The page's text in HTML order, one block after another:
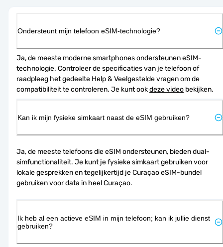
Ondersteunt mijn telefoon eSIM-technologie?
Ja, de meeste moderne smartphones ondersteunen eSIM-
technologie. Controleer de specificaties van je telefoon of
raadpleeg het gedeelte Help & Veelgestelde vragen om de
compatibiliteit te controleren. Je kunt ook deze video bekijken.
Kan ik mijn fysieke simkaart naast de eSIM gebruiken?
Ja, de meeste telefoons die eSIM ondersteunen, bieden dual-
simfunctionaliteit. Je kunt je fysieke simkaart gebruiken voor
lokale gesprekken en tegelijkertijd je Curaçao eSIM-bundel
gebruiken voor data in heel Curaçao.
Ik heb al een actieve eSIM in mijn telefoon; kan ik jullie dienst
gebruiken?